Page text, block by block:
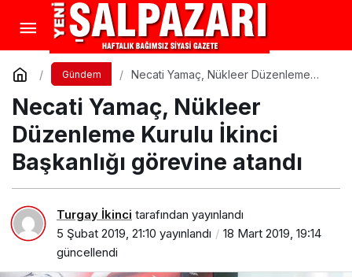
Gündem
Necati Yamaç, Nükleer Düzenleme
atandı
Necati Yamaç, Nükleer
Düzenleme Kurulu İkinci
Başkanlığı görevine atandı
Turgay İkinci tarafından yayınlandı
5 Şubat 2019, 21:10 yayınlandı
18 Mart 2019, 19:14
güncellendi